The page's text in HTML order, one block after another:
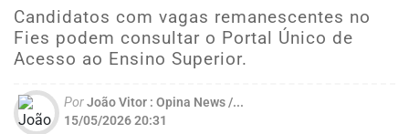
Candidatos com vagas remanescentes no
Fies podem consultar o Portal Único de
Acesso ao Ensino Superior.
PorJoão Vitor : Opina News /...
15/05/2026 20:31